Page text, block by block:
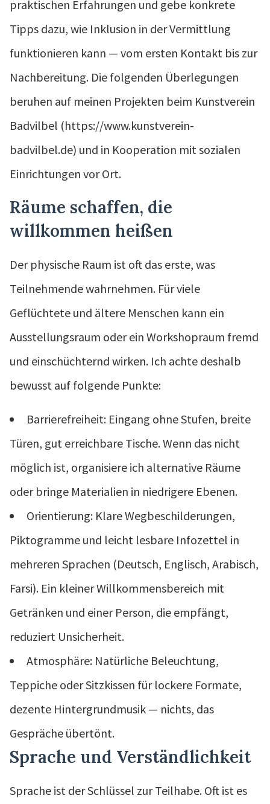
praktischen Erfahrungen und gebe konkrete
Tipps dazu, wie Inklusion in der Vermittlung
funktionieren kann — vom ersten Kontakt bis zur
Nachbereitung. Die folgenden Überlegungen
beruhen auf meinen Projekten beim Kunstverein
Badvilbel (https://www.kunstverein-
badvilbel.de) und in Kooperation mit sozialen
Einrichtungen vor Ort.
Räume schaffen, die
willkommen heißen
Der physische Raum ist oft das erste, was
Teilnehmende wahrnehmen. Für viele
Geflüchtete und ältere Menschen kann ein
Ausstellungsraum oder ein Workshopraum fremd
und einschüchternd wirken. Ich achte deshalb
bewusst auf folgende Punkte:
Barrierefreiheit: Eingang ohne Stufen, breite
Türen, gut erreichbare Tische. Wenn das nicht
möglich ist, organisiere ich alternative Räume
oder bringe Materialien in niedrigere Ebenen.
Orientierung: Klare Wegbeschilderungen,
Piktogramme und leicht lesbare Infozettel in
mehreren Sprachen (Deutsch, Englisch, Arabisch,
Farsi). Ein kleiner Willkommensbereich mit
Getränken und einer Person, die empfängt,
reduziert Unsicherheit.
Atmosphäre: Natürliche Beleuchtung,
Teppiche oder Sitzkissen für lockere Formate,
dezente Hintergrundmusik — nichts, das
Gespräche übertönt.
Sprache und Verständlichkeit
Sprache ist der Schlüssel zur Teilhabe. Oft ist es